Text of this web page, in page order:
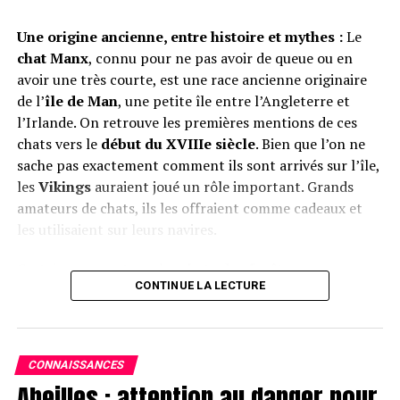
Rédaction
Une origine ancienne, entre histoire et mythes :Le
chat Manx, connu pour ne pas avoir de queue ou en
avoir une très courte, est une race ancienne originaire
de l’île de Man, une petite île entre l’Angleterre et
l’Irlande. On retrouve les premières mentions de ces
chats vers le début du XVIIIe siècle. Bien que l’on ne
sache pas exactement comment ils sont arrivés sur l’île,
lesVikingsauraient joué un rôle important. Grands
amateurs de chats, ils les offraient comme cadeaux et
les utilisaient sur leurs navires.
Certains pensent que leschats des forêts
, aimés des Vikings, sont les ancêtres des
étonnantes :pattes arrière plus longues,double
pelage, goût pour l’eau, et tempérament généralement
calme.
CONTINUE LA LECTURE
CONNAISSANCES